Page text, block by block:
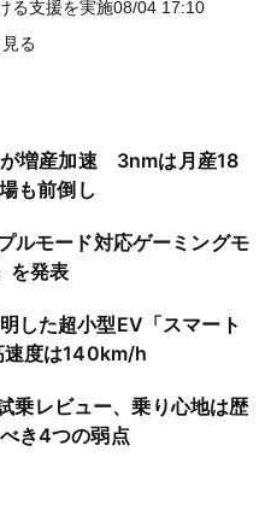
る支援を実施08/04 17:10
る
増産加速 3nmは月産18
も前倒し
ルモード対応ゲーミングモ
を発表
した超小型EV「スマート
速度は140km/h
乗レビュー、乗り心地は歴
き4つの弱点